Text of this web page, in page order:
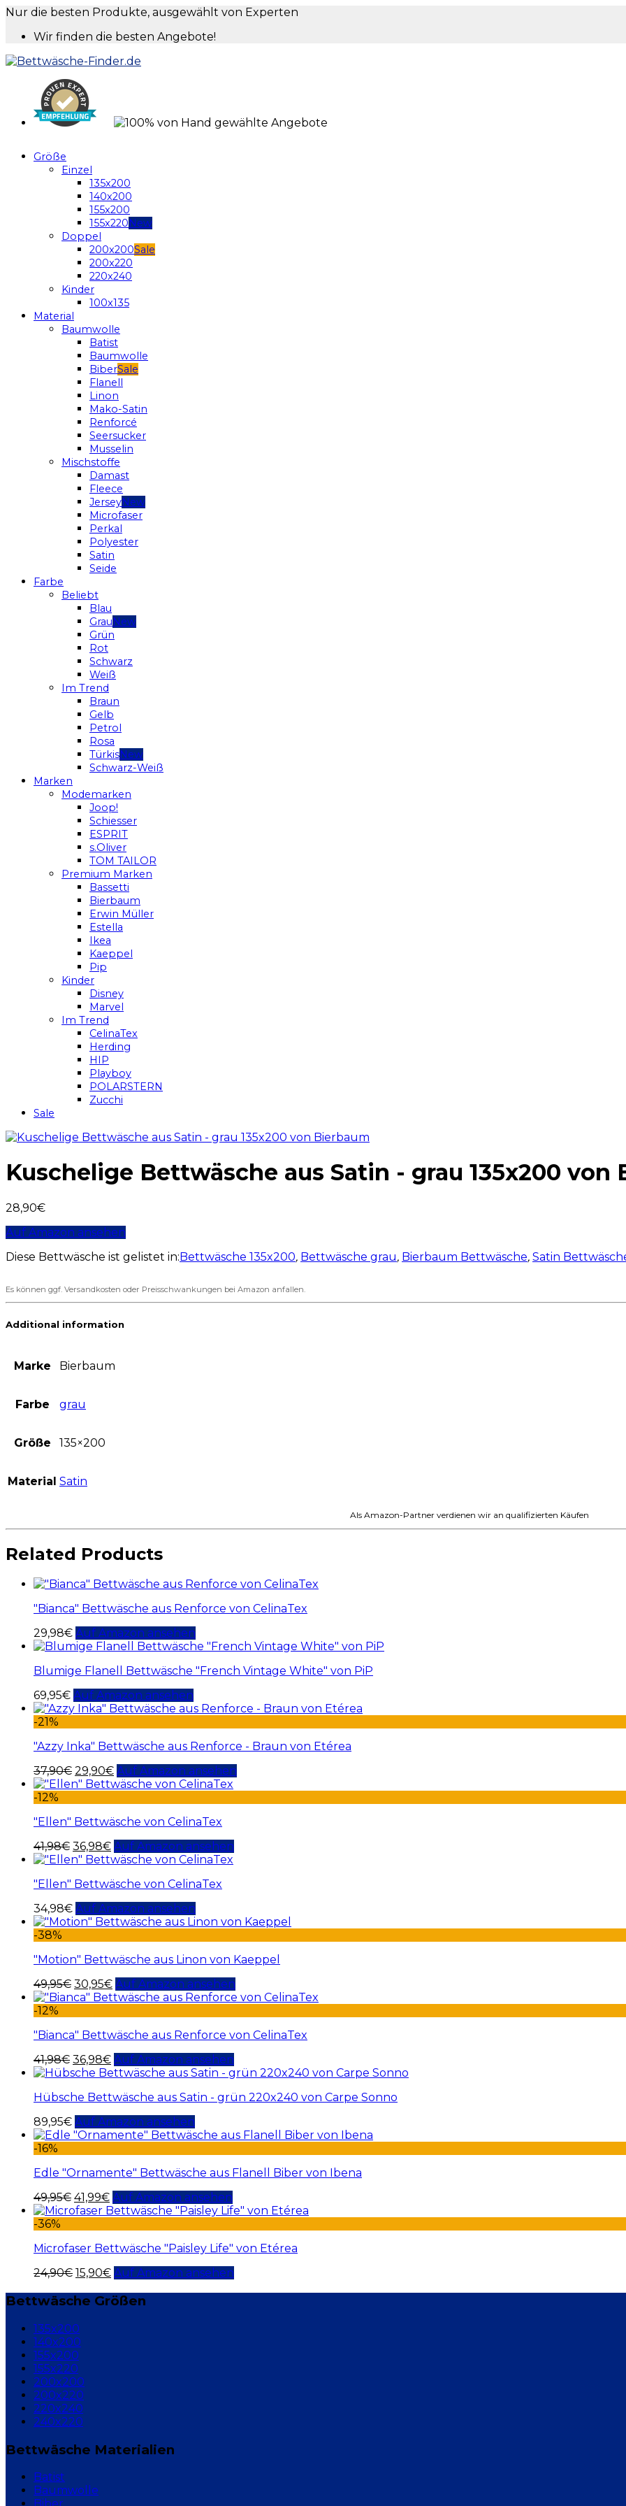
Nur die besten Produkte, ausgewählt von Experten
Wir finden die besten Angebote!
Größe
Einzel
135x200
140x200
155x200
155x220
Doppel
200x200
200x220
220x240
Kinder
100x135
Material
Baumwolle
Batist
Baumwolle
Biber
Flanell
Linon
Mako-Satin
Renforcé
Seersucker
Musselin
Mischstoffe
Damast
Fleece
Jersey
Microfaser
Perkal
Polyester
Satin
Seide
Farbe
Beliebt
Blau
Grau
Grün
Rot
Schwarz
Weiß
Im Trend
Braun
Gelb
Petrol
Rosa
Türkis
Schwarz-Weiß
Marken
Modemarken
Joop!
Schiesser
ESPRIT
s.Oliver
TOM TAILOR
Premium Marken
Bassetti
Bierbaum
Erwin Müller
Estella
Ikea
Kaeppel
Pip
Kinder
Disney
Marvel
Im Trend
CelinaTex
Herding
HIP
Playboy
POLARSTERN
Zucchi
Sale
Kuschelige Bettwäsche aus Satin - grau 135x200 von
28,90€
Auf Amazon ansehen
Diese Bettwäsche ist gelistet in:Bettwäsche 135x200, Bettwäsche grau, Bierbaum Bettwäsche, Satin
Es können ggf. Versandkosten oder Preisschwankungen bei Amazon anfallen.
Additional information
Marke Bierbaum
Farbe grau
Größe 135×200
Material Satin
Als Amazon-Partner verdienen wir an qualifizierten Käufen
Related Products
"Bianca" Bettwäsche aus Renforce von CelinaTex
29,98€ Auf Amazon ansehen
Blumige Flanell Bettwäsche "French Vintage White" von PiP
69,95€ Auf Amazon ansehen
-21%
"Azzy Inka" Bettwäsche aus Renforce - Braun von Etérea
37,90€ 29,90€ Auf Amazon ansehen
-12%
"Ellen" Bettwäsche von CelinaTex
41,98€ 36,98€ Auf Amazon ansehen
"Ellen" Bettwäsche von CelinaTex
34,98€ Auf Amazon ansehen
-38%
"Motion" Bettwäsche aus Linon von Kaeppel
49,95€ 30,95€ Auf Amazon ansehen
-12%
"Bianca" Bettwäsche aus Renforce von CelinaTex
41,98€ 36,98€ Auf Amazon ansehen
Hübsche Bettwäsche aus Satin - grün 220x240 von Carpe Sonno
89,95€ Auf Amazon ansehen
-16%
Edle "Ornamente" Bettwäsche aus Flanell Biber von Ibena
49,95€ 41,99€ Auf Amazon ansehen
-36%
Microfaser Bettwäsche "Paisley Life" von Etérea
24,90€ 15,90€ Auf Amazon ansehen
Bettwäsche Größen
135x200
140x200
155x200
155x220
200x200
200x220
220x240
240x220
Bettwäsche Materialien
Batist
Baumwolle